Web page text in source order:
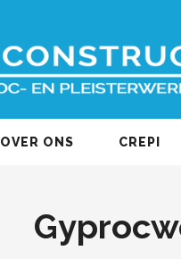
OVER ONS CREPI